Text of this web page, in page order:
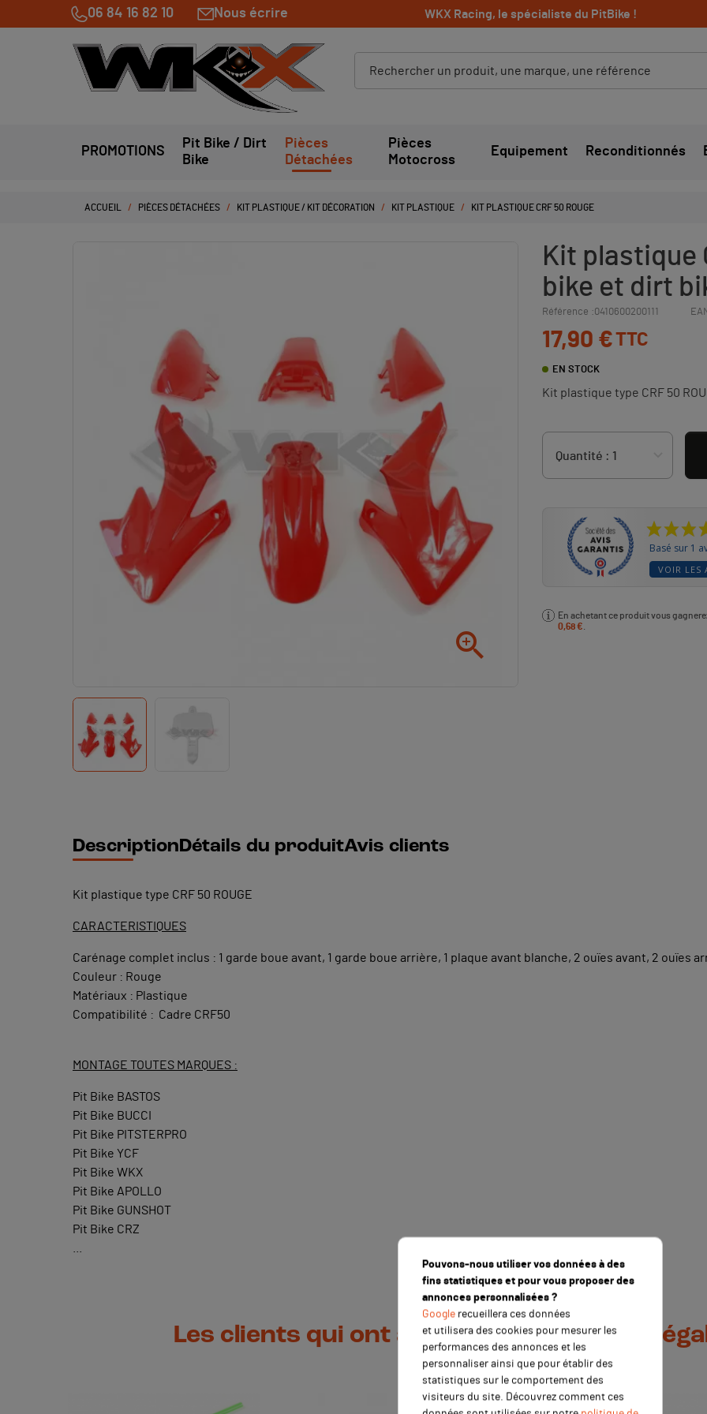
06 84 16 82 10 Nous écrire WKX Racing, le spécialiste du PitBike !
PROMOTIONS
Pit Bike / Dirt
Bike
Pièces
Détachées
Pièces
Motocross
Equipement Reconditionnés
ACCUEIL PIÈCES DÉTACHÉES KIT PLASTIQUE / KIT DÉCORATION KIT PLASTIQUE KIT PLASTIQUE CRF 50 ROUGE

Kit plastique
bike et dirt
Référence :0410600200111
17,90 €TTC
EN STOCK
Kit plastique type CRF 50
Basé sur 1
VOIR LES
En achetant ce produit vous
0,68 €
DescriptionDétails du produitAvis clients
Kit plastique type CRF 50 ROUGE
CARACTERISTIQUES
Carénage complet inclus : 1 garde boue avant, 1 garde boue arrière, 1 plaque avant blanche, 2 ouïes avant, 2 ouïes
Couleur : Rouge
Matériaux : Plastique
Compatibilité : Cadre CRF50
MONTAGE TOUTES MARQUES :
Pit Bike BASTOS
Pit Bike BUCCI
Pit Bike PITSTERPRO
Pit Bike YCF
Pit Bike WKX
Pit Bike APOLLO
Pit Bike GUNSHOT
Pit Bike CRZ
Les clients qui ont acheté ce produit ont
Pouvons-nous utiliser vos données à des
fins statistiques et pour vous proposer des
annonces personnalisées ?
Google recueillera ces données
et utilisera des cookies pour mesurer les
performances des annonces et les
personnaliser ainsi que pour établir des
statistiques sur le comportement des
visiteurs du site. Découvrez comment ces